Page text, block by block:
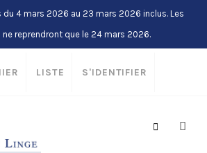
du 4 mars 2026 au 23 mars 2026 inclus. Les
reprendront que le 24 mars 2026.
LISTE S'IDENTIFIER